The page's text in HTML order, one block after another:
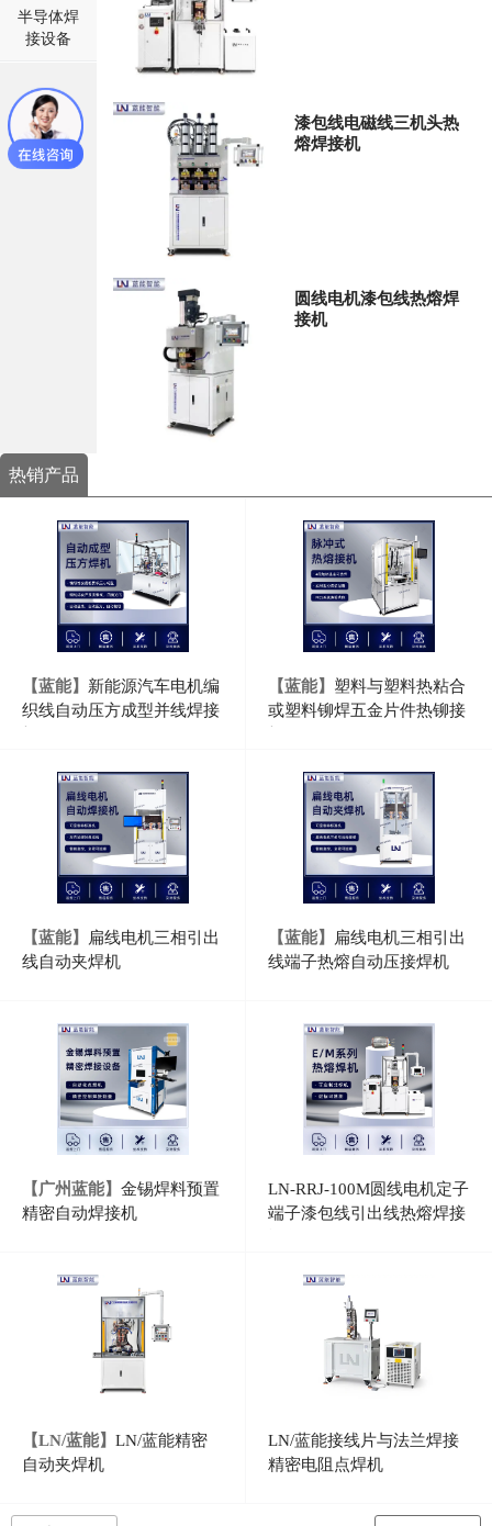
半导体焊
接设备
漆包线电磁线三机头热
熔焊接机
圆线电机漆包线热熔焊
接机
热销产品
【蓝能】 新能源汽车电机编
织线自动压方成型并线焊接
【蓝能】 塑料与塑料热粘合
或塑料铆焊五金片件热铆接
【蓝能】
扁线电机三相引出
线自动夹焊机
【蓝能】
扁线电机三相引出
线端子热熔自动压接焊机
【广州蓝能】 金锡焊料预置
精密自动焊接机
LN-RRJ-100M圆线电机定子
端子漆包线引出线热熔焊接
【LN/蓝能】 LN/蓝能精密
自动夹焊机
LN/蓝能接线片与法兰焊接
精密电阻点焊机